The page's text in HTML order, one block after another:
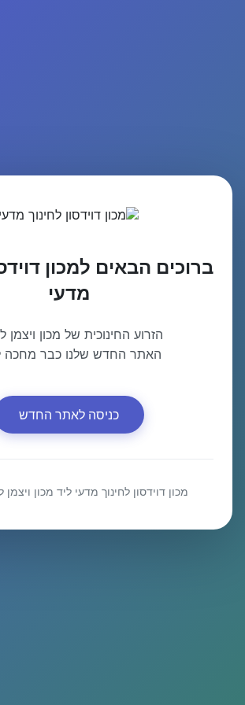
ברוכים הבאים למכון
מדעי
הזרוע החינוכית של מכון ויצמן
האתר החדש שלנו כבר מחכה
כניסה לאתר החדש
מכון דוידסון לחינוך מדעי ליד מכון